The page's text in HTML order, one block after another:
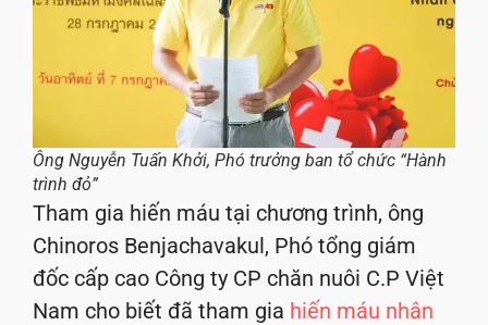
Ông Nguyễn Tuấn Khởi, Phó trưởng ban tổ chức “Hành
trình đỏ”
Tham gia hiến máu tại chương trình, ông
Chinoros Benjachavakul, Phó tổng giám
đốc cấp cao Công ty CP chăn nuôi C.P Việt
Nam cho biết đã tham gia hiến máu nhân